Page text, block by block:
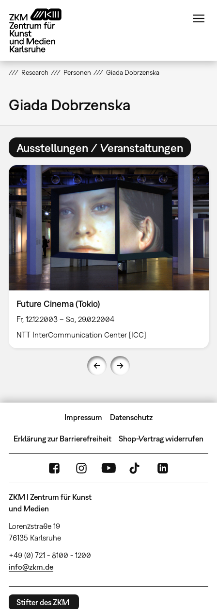
zum
Inhalt
Research Personen Giada Dobrzenska
Giada Dobrzenska
Ausstellungen / Veranstaltungen
Future Cinema (Tokio)
Fr, 12.12.2003 – So, 29.02.2004
NTT InterCommunication Center [ICC]
Impressum Datenschutz
Erklärung zur Barrierefreiheit Shop-Vertrag widerrufen
ZKM | Zentrum für Kunst
und Medien
Lorenzstraße 19
76135 Karlsruhe
+49 (0) 721 - 8100 - 1200
info@zkm.de
Stifter des ZKM